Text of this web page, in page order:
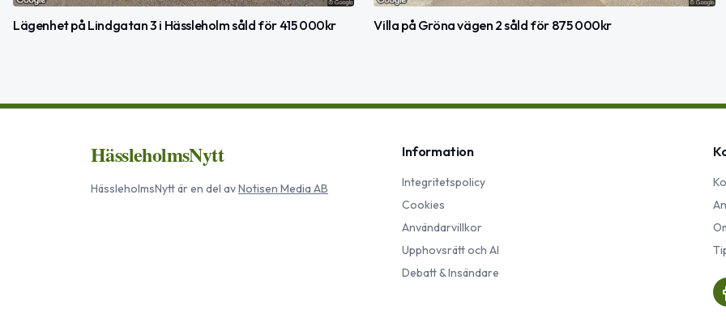
Lägenhet på Lindgatan 3 i Hässleholm såld för 415 000kr Villa på Gröna vägen 2 såld för 875 000kr
HässleholmsNytt
HässleholmsNyttär en del avNotisen Media AB
Information
Integritetspolicy
Cookies
Användarvillkor
Upphovsrätt och AI
Debatt & Insändare